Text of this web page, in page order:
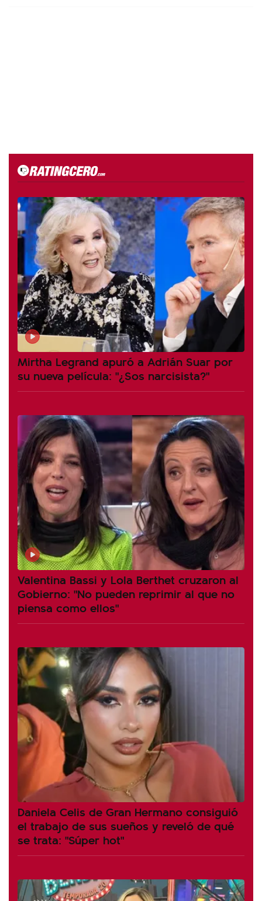
Mirtha Legrand apuró a Adrián Suar por
su nueva película: "¿Sos narcisista?"
Valentina Bassi y Lola Berthet cruzaron al
Gobierno: "No pueden reprimir al que no
piensa como ellos"
Daniela Celis de Gran Hermano consiguió
el trabajo de sus sueños y reveló de qué
se trata: "Súper hot"